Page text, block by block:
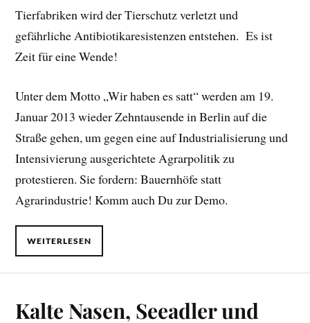
Tierfabriken wird der Tierschutz verletzt und
gefährliche Antibiotikaresistenzen entstehen. Es ist
Zeit für eine Wende!
Unter dem Motto „Wir haben es satt“ werden am 19.
Januar 2013 wieder Zehntausende in Berlin auf die
Straße gehen, um gegen eine auf Industrialisierung und
Intensivierung ausgerichtete Agrarpolitik zu
protestieren. Sie fordern: Bauernhöfe statt
Agrarindustrie! Komm auch Du zur Demo.
WEITERLESEN
Kalte Nasen, Seeadler und